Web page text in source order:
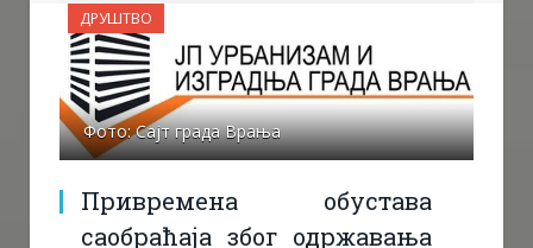
Фото: Сајт града Врања
Привремена обустава
саобраћаја због одржавања
ДРУШТВО